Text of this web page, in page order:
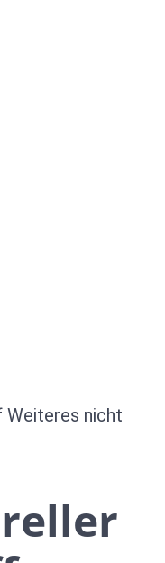
Weiteres nicht